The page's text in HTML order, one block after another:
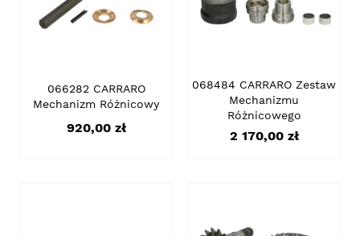
066282 CARRARO
Mechanizm Różnicowy
Cena
920,00 zł
068484 CARRARO Zestaw
Mechanizmu
Różnicowego
Cena
2 170,00 zł